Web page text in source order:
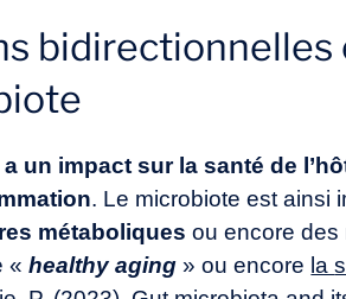
bidirectionnelles
un impact sur la santé de
. Le microbiote est ainsi
métaboliquesou encore des
«healthy aging » ou encore la